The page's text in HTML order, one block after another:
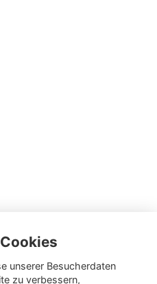
unserer Besucherdaten
zu verbessern,